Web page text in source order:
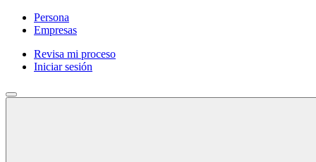
Persona
Empresas
Revisa mi proceso
Iniciar sesión